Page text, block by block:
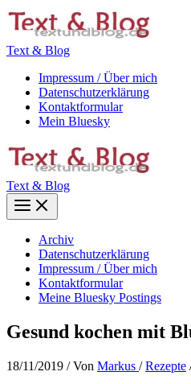
Zum
Inhalt
Text & Blog
Impressum / Über mich
Datenschutzerklärung
Kontaktformular
Mein Bluesky
Text & Blog
Main
Menu
Archiv
Datenschutzerklärung
Impressum / Über mich
Kontaktformular
Meine Bluesky Postings
Gesund kochen mit
18/11/2019 / Von Markus /Rezepte